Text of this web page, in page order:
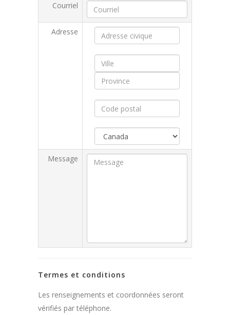
Courriel
Adresse
Message
Termes et conditions
Les renseignements et coordonnées seront
vérifiés par téléphone.